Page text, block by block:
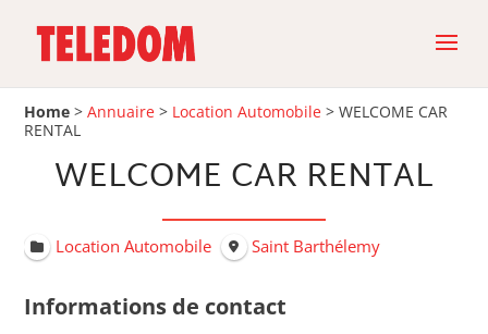
Home >Annuaire > Location Automobile >WELCOME CAR
RENTAL
WELCOME CAR RENTAL
Location Automobile Saint Barthélemy
Informations de contact